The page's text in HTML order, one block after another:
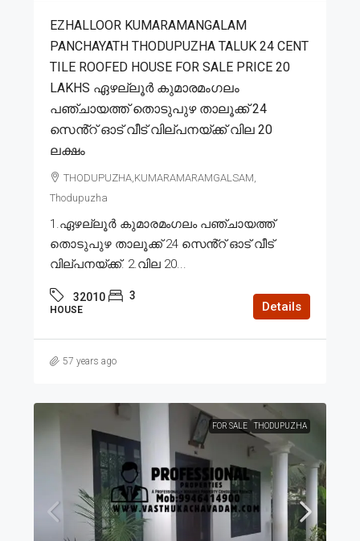
EZHALLOOR KUMARAMANGALAM
PANCHAYATH THODUPUZHA TALUK 24 CENT
TILE ROOFED HOUSE FOR SALE PRICE 20
LAKHS ഏഴല്ലൂർ കുമാരമംഗലം
പഞ്ചായത്ത് തൊടുപുഴ താലൂക്ക് 24
സെൻ്റ് ഓട് വീട് വില്പനയ്ക്ക് വില 20
ലക്ഷം
THODUPUZHA,KUMARAMARAMGALSAM,
Thodupuzha
1.ഏഴല്ലൂർ കുമാരമംഗലം പഞ്ചായത്ത്
തൊടുപുഴ താലൂക്ക് 24 സെൻ്റ് ഓട് വീട്
വില്പനയ്ക്ക്. 2.വില 20...
32010 3
HOUSE Details
57 years ago
FOR SALE THODUPUZHA